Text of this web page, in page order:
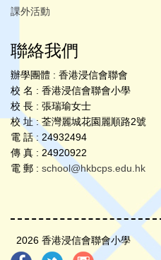
課外活動
聯絡我們
辦學團體 : 香港浸信會聯會
校 名 : 香港浸信會聯會小學
校 長 : 張瑞瑜女士
校 址 : 荃灣麗城花園麗順路2號
電 話 : 24932494
傳 真 : 24920922
電 郵 : school@hkbcps.edu.hk
2026 香港浸信會聯會小學